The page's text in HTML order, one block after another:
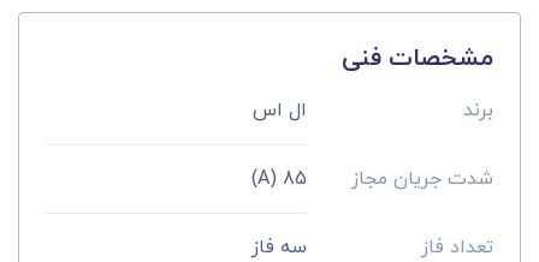
مشخصات فنی
برند ال اس
شدت جریان مجاز 85 (A)
تعداد فاز سه فاز